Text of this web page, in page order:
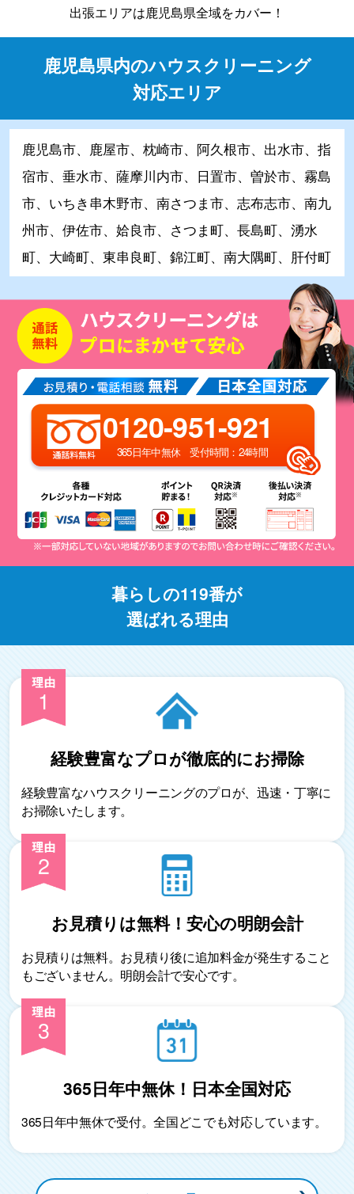
出張エリアは鹿児島県全域をカバー！
鹿児島県内のハウスクリーニング
対応エリア
鹿児島市、鹿屋市、枕崎市、阿久根市、出水市、指
宿市、垂水市、薩摩川内市、日置市、曽於市、霧島
市、いちき串木野市、南さつま市、志布志市、南九
州市、伊佐市、姶良市、さつま町、長島町、湧水
町、大崎町、東串良町、錦江町、南大隅町、肝付町
0120-951-921
365日年中無休 受付時間：24時間
暮らしの119番が
選ばれる理由
1
経験豊富なプロが徹底的にお掃除
経験豊富なハウスクリーニングのプロが、迅速・丁寧に
お掃除いたします。
2
お見積りは無料！安心の明朗会計
お見積りは無料。お見積り後に追加料金が発生すること
もございません。明朗会計で安心です。
3
365日年中無休！日本全国対応
365日年中無休で受付。全国どこでも対応しています。